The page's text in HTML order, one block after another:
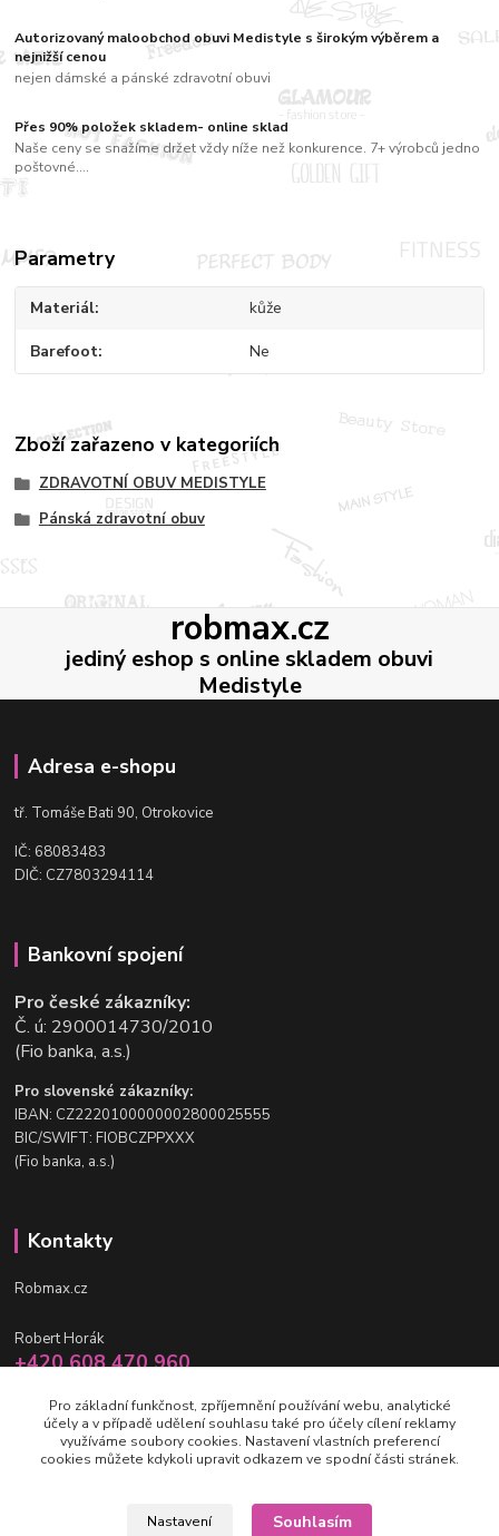
Autorizovaný maloobchod obuvi Medistyle s širokým výběrem a
nejnižší cenou
nejen dámské a pánské zdravotní obuvi
Přes 90% položek skladem- online sklad
Naše ceny se snažíme držet vždy níže než konkurence. 7+ výrobců jedno
poštovné....
Parametry
Materiál kůže
Barefoot Ne
Zboží zařazeno v kategoriích
ZDRAVOTNÍ OBUV MEDISTYLE
Pánská zdravotní obuv
robmax.cz
jediný eshop s online skladem obuvi
Medistyle
Adresa e-shopu
tř. Tomáše Bati 90, Otrokovice
IČ: 68083483
DIČ: CZ7803294114
Bankovní spojení
Pro české zákazníky:
Č. ú: 2900014730/2010
(Fio banka, a.s.)
Pro slovenské zákazníky:
IBAN: CZ2220100000002800025555
BIC/SWIFT: FIOBCZPPXXX
(Fio banka, a.s.)
Kontakty
Robmax.cz
Robert Horák
+420 608 470 960
info@robmax.cz
Pro základní funkčnost, zpříjemnění používání webu, analytické
účely a v případě udělení souhlasu také pro účely cílení reklamy
využíváme soubory cookies. Nastavení vlastních preferencí
cookies můžete kdykoli upravit odkazem ve spodní části stránek.
Nastavení Souhlasím